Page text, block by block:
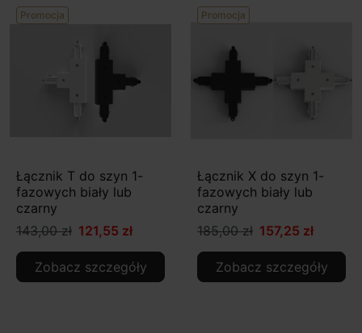
Promocja
Łącznik T do szyn 1-
fazowych biały lub
czarny
143,00 zł 121,55 zł
Zobacz szczegóły
Promocja
Łącznik X do szyn 1-
fazowych biały lub
czarny
185,00 zł 157,25 zł
Zobacz szczegóły